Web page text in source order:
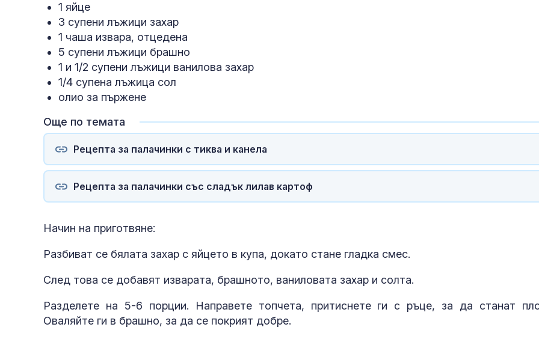
1 яйце
3 супени лъжици захар
1 чаша извара, отцедена
5 супени лъжици брашно
1 и 1/2 супени лъжици ванилова захар
1/4 супена лъжица сол
олио за пържене
Още по темата
Рецепта за палачинки с тиква и канела
Рецепта за палачинки със сладък лилав картоф
Начин на приготвяне:
Разбиват се бялата захар с яйцето в купа, докато стане гладка смес.
След това се добавят изварата, брашното, ваниловата захар и солта.
Разделете на 5-6 порции. Направете топчета, притиснете ги с ръце, за да станат
Оваляйте ги в брашно, за да се покрият добре.
Иран и
превърнаха в